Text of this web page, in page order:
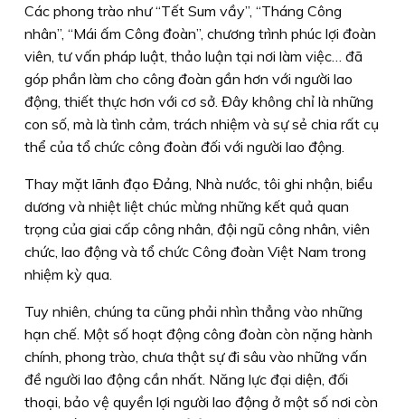
Các phong trào như “Tết Sum vầy”, “Tháng Công
nhân”, “Mái ấm Công đoàn”, chương trình phúc lợi đoàn
viên, tư vấn pháp luật, thảo luận tại nơi làm việc… đã
góp phần làm cho công đoàn gần hơn với người lao
động, thiết thực hơn với cơ sở. Đây không chỉ là những
con số, mà là tình cảm, trách nhiệm và sự sẻ chia rất cụ
thể của tổ chức công đoàn đối với người lao động.
Thay mặt lãnh đạo Đảng, Nhà nước, tôi ghi nhận, biểu
dương và nhiệt liệt chúc mừng những kết quả quan
trọng của giai cấp công nhân, đội ngũ công nhân, viên
chức, lao động và tổ chức Công đoàn Việt Nam trong
nhiệm kỳ qua.
Tuy nhiên, chúng ta cũng phải nhìn thẳng vào những
hạn chế. Một số hoạt động công đoàn còn nặng hành
chính, phong trào, chưa thật sự đi sâu vào những vấn
đề người lao động cần nhất. Năng lực đại diện, đối
thoại, bảo vệ quyền lợi người lao động ở một số nơi còn